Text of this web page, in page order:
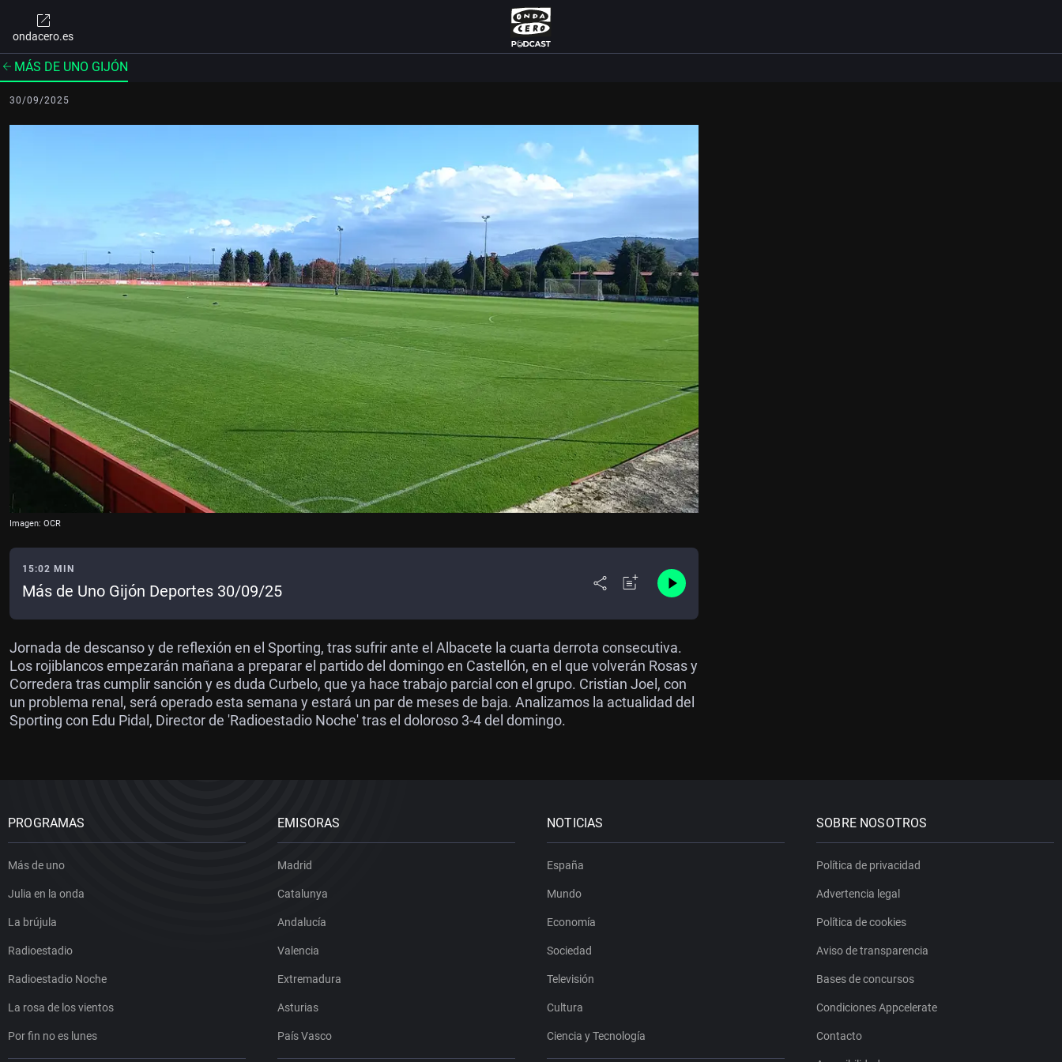
ondacero.es
MÁS DE UNO GIJÓN
30/09/2025
Imagen: OCR
15:02 MIN
Más de Uno Gijón Deportes 30/09/25
Jornada de descanso y de reflexión en el Sporting, tras sufrir ante el Albacete la cuarta derrota consecutiva.
Los rojiblancos empezarán mañana a preparar el partido del domingo en Castellón, en el que volverán Rosas y
Corredera tras cumplir sanción y es duda Curbelo, que ya hace trabajo parcial con el grupo. Cristian Joel, con
un problema renal, será operado esta semana y estará un par de meses de baja. Analizamos la actualidad del
Sporting con Edu Pidal, Director de 'Radioestadio Noche' tras el doloroso 3-4 del domingo.
PROGRAMAS
Más de uno
Julia en la onda
La brújula
Radioestadio
Radioestadio Noche
La rosa de los vientos
Por fin no es lunes
EMISORAS
Madrid
Catalunya
Andalucía
Valencia
Extremadura
Asturias
País Vasco
NOTICIAS
España
Mundo
Economía
Sociedad
Televisión
Cultura
Ciencia y Tecnología
SOBRE NOSOTROS
Política de privacidad
Advertencia legal
Política de cookies
Aviso de transparencia
Bases de concursos
Condiciones Appcelerate
Contacto